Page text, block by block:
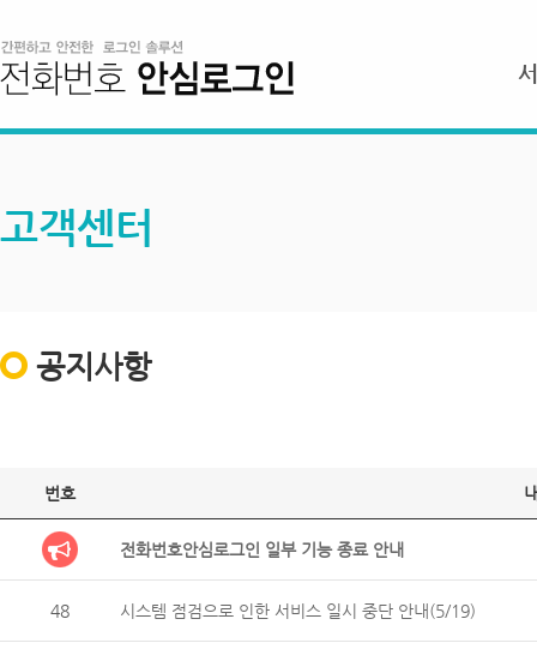
고객센터
공지사항
번호
전화번호안심로그인 일부 기능 종료 안내
48 시스템 점검으로 인한 서비스 일시 중단 안내(5/19)